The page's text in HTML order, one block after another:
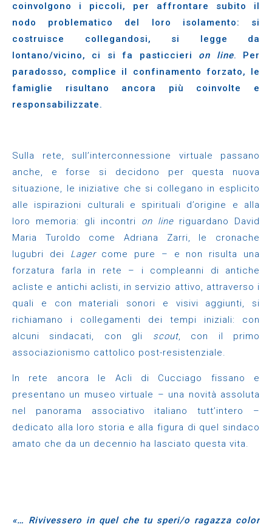
coinvolgono i piccoli, per affrontare subito il
nodo problematico del loro isolamento: si
costruisce collegandosi, si legge da
lontano/vicino, ci si fa pasticcieri on line. Per
paradosso, complice il confinamento forzato, le
famiglie risultano ancora più coinvolte e
responsabilizzate.
Sulla rete, sull’interconnessione virtuale passano
anche, e forse si decidono per questa nuova
situazione, le iniziative che si collegano in esplicito
alle ispirazioni culturali e spirituali d’origine e alla
loro memoria: gli incontri on line riguardano David
Maria Turoldo come Adriana Zarri, le cronache
lugubri dei Lagercome pure – e non risulta una
forzatura farla in rete – i compleanni di antiche
acliste e antichi aclisti, in servizio attivo, attraverso i
quali e con materiali sonori e visivi aggiunti, si
richiamano i collegamenti dei tempi iniziali: con
alcuni sindacati, con gli scout, con il primo
associazionismo cattolico post-resistenziale.
In rete ancora le Acli di Cucciago fissano e
presentano un museo virtuale – una novità assoluta
nel panorama associativo italiano tutt’intero –
dedicato alla loro storia e alla figura di quel sindaco
amato che da un decennio ha lasciato questa vita.
«… Rivivessero in quel che tu speri/o ragazza color